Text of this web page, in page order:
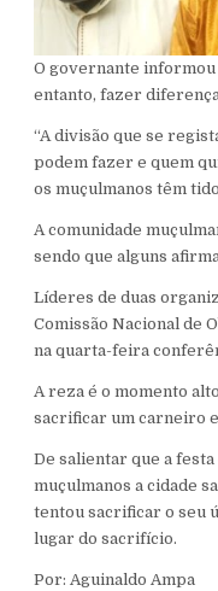
O governante informou
entanto, fazer
“A divisão que se
podem fazer e quem
os muçulmanos têm
A comunidade
sendo que alguns
Líderes de duas
Comissão Nacional de
na quarta-feira
A reza é o momento
sacrificar um carneiro
De salientar que a
muçulmanos a cidade
tentou sacrificar o seu
lugar do sacrifício.
Por: Aguinaldo Ampa